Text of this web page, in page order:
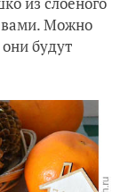
вами. Можно
будут